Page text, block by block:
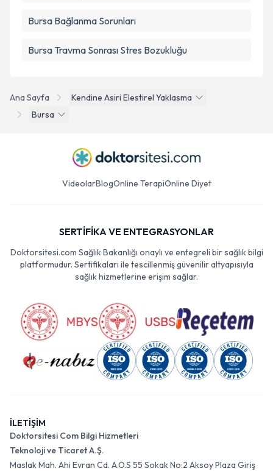
Ana Sayfa
Kendine Asiri Elestirel Yaklasma
Bursa
Bursa Bağlanma Sorunları
Bursa Travma Sonrası Stres Bozukluğu
VideolarBlogOnline TerapiOnline Diyet
SERTİFİKA VE ENTEGRASYONLAR
Doktorsitesi.com Sağlık Bakanlığı onaylı ve entegreli bir sağlık bilgi
platformudur. Sertifikaları ile tescillenmiş güvenilir altyapısıyla
sağlık hizmetlerine erişim sağlar.
İLETİŞİM
Doktorsitesi Com Bilgi Hizmetleri
Teknoloji ve Ticaret A.Ş.
Maslak Mah. Ahi Evran Cd. A.O.S 55 Sokak No:2 Aksoy Plaza Giriş